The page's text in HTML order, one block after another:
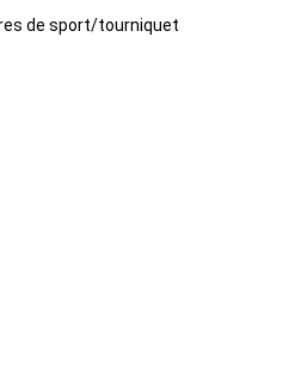
de sport/tourniquet